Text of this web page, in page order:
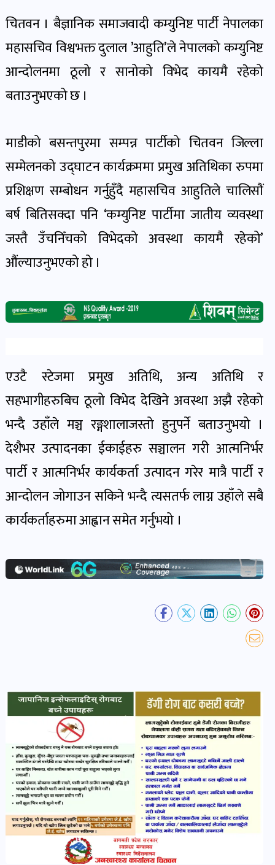
कृषक
पोष्ट
खबर
शिक्षा
खबर
पोष्ट
बिपद-
जोखिम
खेल
पोष्ट
अपराध
खबर
पोष्ट
स्वास्थ्य
खबर
प्रवास
पोष्ट
वातावरण
पोष्ट
कला-
साहित्य
चितवन । बैज्ञानिक समाजवादी कम्युनिष्ट पार्टी नेपालका
महासचिव विश्वभक्त दुलाल ’आहुति’ले नेपालको कम्युनिष्ट
आन्दोलनमा ठूलो र सानोको विभेद कायमै रहेको
बताउनुभएको छ ।
माडीको बसन्तपुरमा सम्पन्न पार्टीको चितवन जिल्ला
सम्मेलनको उद्घाटन कार्यक्रममा प्रमुख अतिथिका रुपमा
प्रशिक्षण सम्बोधन गर्नुहुँदै महासचिव आहुतिले चालिसाैं
बर्ष बितिसक्दा पनि ‘कम्युनिष्ट पार्टीमा जातीय व्यवस्था
जस्तै उँचनिँचको विभेदको अवस्था कायमै रहेको’
औंल्याउनुभएको हो ।
एउटै स्टेजमा प्रमुख अतिथि, अन्य अतिथि र
सहभागीहरुबिच ठूलो विभेद देखिनेअवस्था अझै रहेको
भन्दै उहाँले मञ्च रङ्गशालाजस्तो हुनुपर्ने बताउनुभयो ।
देशैभर उत्पादनका ईकाईहरु सञ्चालन गरी आत्मनिर्भर
पार्टी र आत्मनिर्भर कार्यकर्ता उत्पादन गरेर मात्रै पार्टी र
आन्दोलन जोगाउन सकिने भन्दै त्यसतर्फ लाग्न उहाँले सबै
कार्यकर्ताहरुमा आह्वान समेत गर्नुभयो ।